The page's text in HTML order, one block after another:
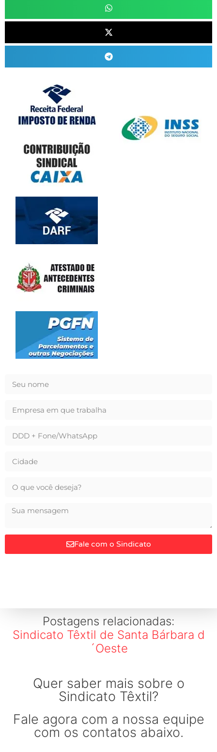
Fale com o Sindicato
Postagens relacionadas:
Sindicato Têxtil de Santa Bárbara d
´Oeste
Quer saber mais sobre o
Sindicato Têxtil?
Fale agora com a nossa equipe
com os contatos abaixo.